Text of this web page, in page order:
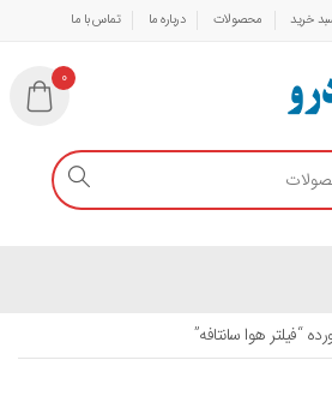
خرید محصولات درباره ما تماس با ما
0
هوا سانتافه”